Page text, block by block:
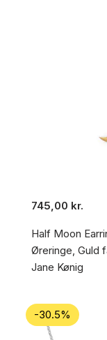
745,00 kr.
Half Moon
Øreringe, Guld
Jane Kønig
-30.5%